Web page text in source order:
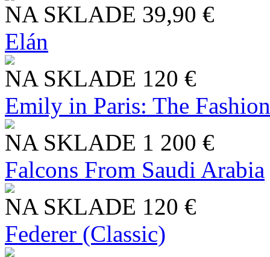
NA SKLADE 39,90 €
Elán
NA SKLADE 120 €
Emily in Paris: The
NA SKLADE 1 200 €
Falcons From Saudi Arabia
NA SKLADE 120 €
Federer (Classic)